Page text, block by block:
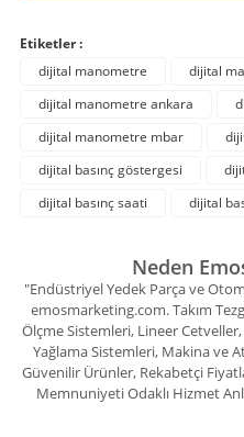
Etiketler :
dijital manometre
dijital
dijital manometre ankara
dijital manometre mbar
dijital basınç göstergesi
dijital basınç saati
dijital
Neden
"Endüstriyel Yedek Parça ve
emosmarketing.com. Takım
Ölçme Sistemleri, Lineer
Yağlama Sistemleri, Makina ve
Güvenilir Ürünler, Rekabetçi
Memnuniyeti Odaklı Hizmet